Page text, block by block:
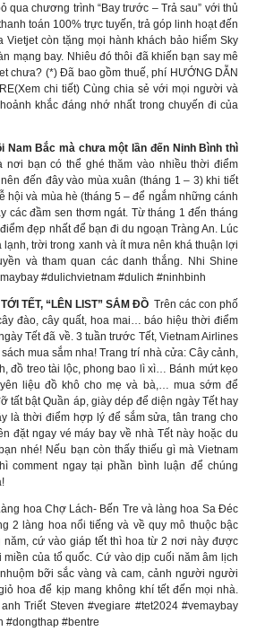
qua chương trình “Bay trước – Trả sau” với thủ
toán 100% trực tuyến, trả góp linh hoạt đến
Vietjet còn tặng mọi hành khách bảo hiểm Sky
mạng bay. Nhiêu đó thôi đã khiến bạn say mê
chưa? (*) Đã bao gồm thuế, phí HƯỚNG DẪN
chi tiết) Cùng chia sẻ với mọi người và
khắc đáng nhớ nhất trong chuyến đi của
Nam Bắc mà chưa một lần đến Ninh Bình thì
nơi bạn có thể ghé thăm vào nhiều thời điểm
đến đây vào mùa xuân (tháng 1 – 3) khi tiết
hội và mùa hè (tháng 5 – để ngắm những cánh
các đầm sen thơm ngát. Từ tháng 1 đến tháng
đẹp nhất để bạn đi du ngoạn Tràng An. Lúc
lạnh, trời trong xanh và ít mưa nên khá thuận lợi
và tham quan các danh thắng. Nhi Shine
#dulichvietnam #dulich #ninhbinh
TẾT, “LÊN LIST” SẮM ĐỒ
Trên các con phố
đào, cây quất, hoa mai… báo hiệu thời điểm
Tết đã về. 3 tuần trước Tết, Vietnam Airlines
mua sắm nha! Trang trí nhà cửa: Cây cảnh,
đồ treo tài lộc, phong bao lì xì… Bánh mứt kẹo
liệu đồ khô cho mẹ và bà,… mua sớm để
tất bật Quần áp, giày dép để diện ngày Tết hay
là thời điểm hợp lý để sắm sửa, tân trang cho
đặt ngay vé máy bay về nhà Tết này hoặc du
nhé! Nếu bạn còn thấy thiếu gì mà Vietnam
comment ngay tại phần bình luận để chúng
hoa Chợ Lách- Bến Tre và làng hoa Sa Đéc
2 làng hoa nổi tiếng và về quy mô thuộc bậc
năm, cứ vào giáp tết thì hoa từ 2 nơi này được
của tổ quốc. Cứ vào dịp cuối năm âm lịch
bỡi sắc vàng và cam, cảnh người người
hoa để kịp mang không khí tết đến mọi nhà.
Triết Steven #vegiare #tet2024 #vemaybay
#dongthap #bentre